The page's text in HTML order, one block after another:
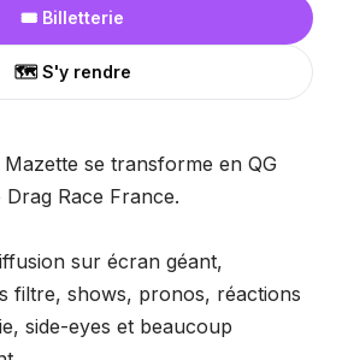
🎟️ Billetterie
🗺️ S'y rendre
Mazette se transforme en QG
Race France.
sur écran géant,
filtre, shows, pronos, réactions
side-eyes et beaucoup